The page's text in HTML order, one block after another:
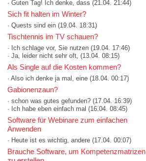
· Guten Tag! Ich denke, dass (21.04. 21:44)
Sich fit halten im Winter?
· Quests sind ein (19.04. 18:31)
Tischtennis im TV schauen?
· Ich schlage vor, Sie nutzen (19.04. 17:46)
· Ja, leider nicht sehr oft, (13.04. 08:15)
Als Single auf die Kosten kommen?
· Also ich denke ja mal, eine (18.04. 00:17)
Gabionenzaun?
· schon was gutes gefunden? (17.04. 16:39)
· Ich habe eben einfach mal (16.04. 08:45)
Software für Webinare zum einfachen
Anwenden
· Heute ist es wichtig, andere (17.04. 00:07)
Brauche Software, um Kompetenzmatrizen
Seiten